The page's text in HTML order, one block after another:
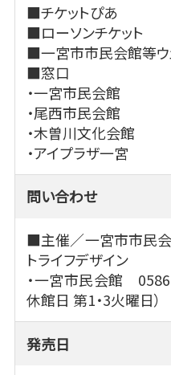
■チケットぴあ
■ローソンチケット
■一宮市市民会館等ウ
■窓口
・一宮市民会館
・尾西市民会館
・木曽川文化会館
・アイプラザ一宮
問い合わせ
■主催／一宮市市民
トライフデザイン
・一宮市民会館 0586-
休館日 第1・3火曜日）
発売日